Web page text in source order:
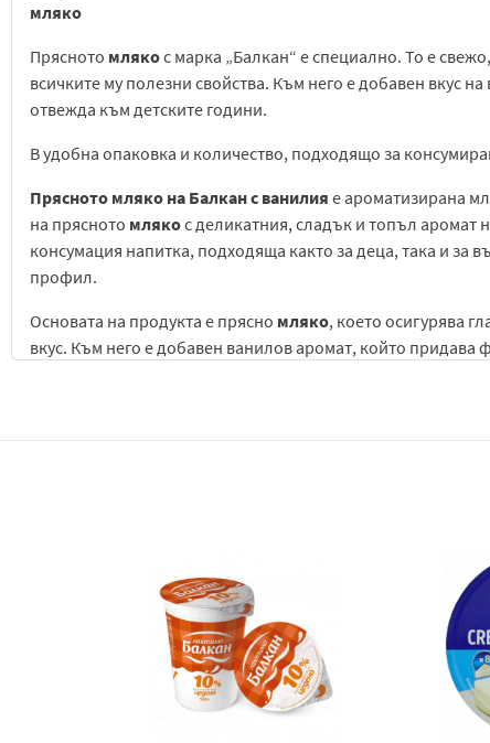
мляко
Прясното млякос марка „Балкан“ е специално. То е
всичките му полезни свойства. Към него е добавен вкус
отвежда към детските години.
В удобна опаковка и количество, подходящо за
Прясното мляко на Балканс ванилия е ароматизирана
на прясното млякос деликатния, сладък и топъл аромат
консумация напитка, подходяща както за деца, така и за
профил.
Основата на продукта е прясно мляко, което осигурява
вкус. Към него е добавен ванилов аромат, който
Текстурата е кремообразна и кадифена, характерна за
десертен. Консумирана добре охладена, напитката
допринася за усещане за комфорт и мекота.
Балканс ванилия е подходящо за закуска,
може да се комбинира с различни сладки изделия,